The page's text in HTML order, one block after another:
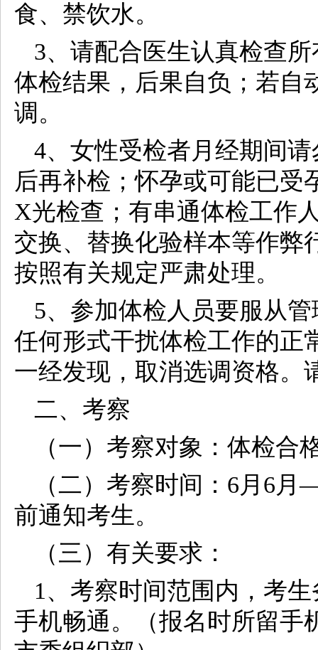
食、禁饮水。
3、请配合医生认真检查
体检结果，后果自负；若自
调。
4、女性受检者月经期间
后再补检；怀孕或可能已受
X光检查；有串通体检工作
交换、替换化验样本等作弊
按照有关规定严肃处理。
5、参加体检人员要服从
任何形式干扰体检工作的正
一经发现，取消选调资格。
二、考察
（一）考察对象：体检合
（二）考察时间：6月6
前通知考生。
（三）有关要求：
1、考察时间范围内，考
手机畅通。（报名时所留手